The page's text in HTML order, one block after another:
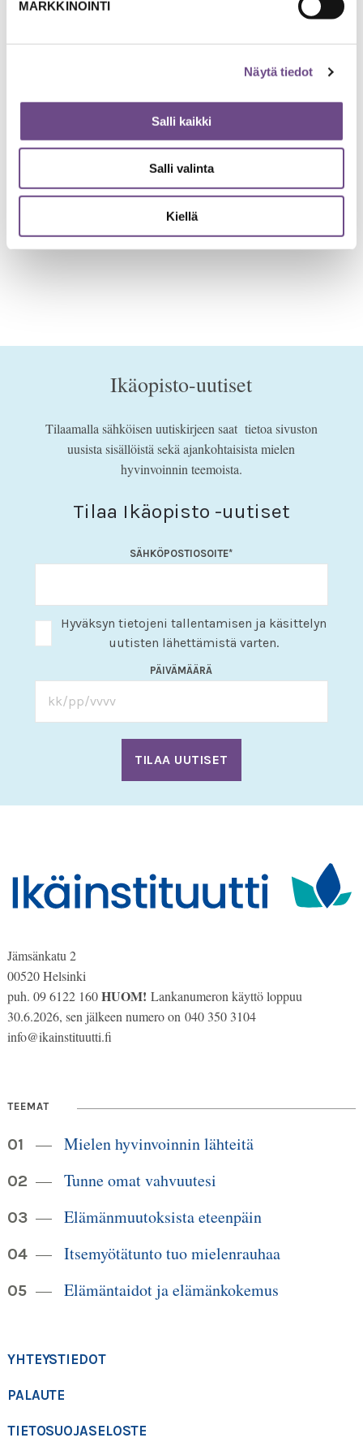
MARKKINOINTI
Näytä tiedot
Salli kaikki
Salli valinta
Kiellä
– Maritta Naumanen –
PALAA EDELLISELLE SIVULLE
Ikäopisto-uutiset
Tilaamalla sähköisen uutiskirjeen saat tietoa sivuston
uusista sisällöistä sekä ajankohtaisista mielen
hyvinvoinnin teemoista.
Tilaa Ikäopisto -uutiset
SÄHKÖPOSTIOSOITE*
Hyväksyn tietojeni tallentamisen ja käsittelyn
uutisten lähettämistä varten.
PÄIVÄMÄÄRÄ
Jämsänkatu 2
00520 Helsinki
puh. 09 6122 160HUOM! Lankanumeron käyttö loppuu
30.6.2026, sen jälkeen numero on 040 350 3104
info@ikainstituutti.fi
TEEMAT
Mielen hyvinvoinnin lähteitä
Tunne omat vahvuutesi
Elämänmuutoksista eteenpäin
Itsemyötätunto tuo mielenrauhaa
Elämäntaidot ja elämänkokemus
YHTEYSTIEDOT
PALAUTE
TIETOSUOJASELOSTE